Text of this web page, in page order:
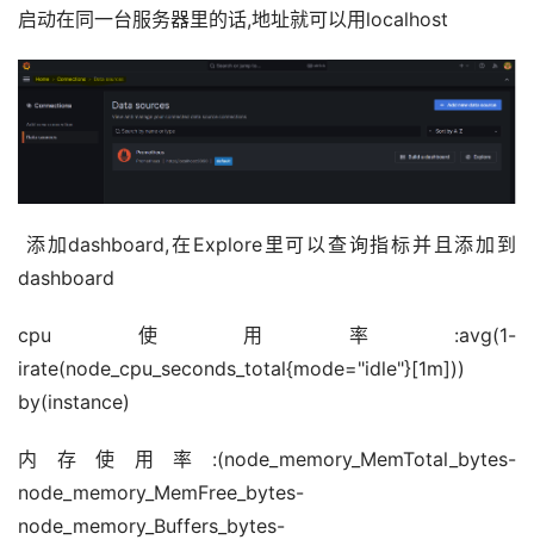
启动在同一台服务器里的话,地址就可以用localhost
添加dashboard,在Explore里可以查询指标并且添加到
dashboard
cpu使用率:avg(1-
irate(node_cpu_seconds_total{mode="idle"}[1m]))
by(instance)
内存使用率:(node_memory_MemTotal_bytes-
node_memory_MemFree_bytes-
node_memory_Buffers_bytes-